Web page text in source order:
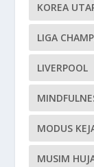
KOREA
LIGA
LIVERPOOL
MODUS
MUSIM